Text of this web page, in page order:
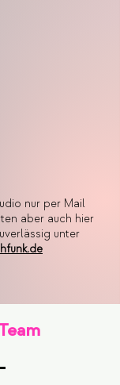
nur per Mail
aber auch hier
unter